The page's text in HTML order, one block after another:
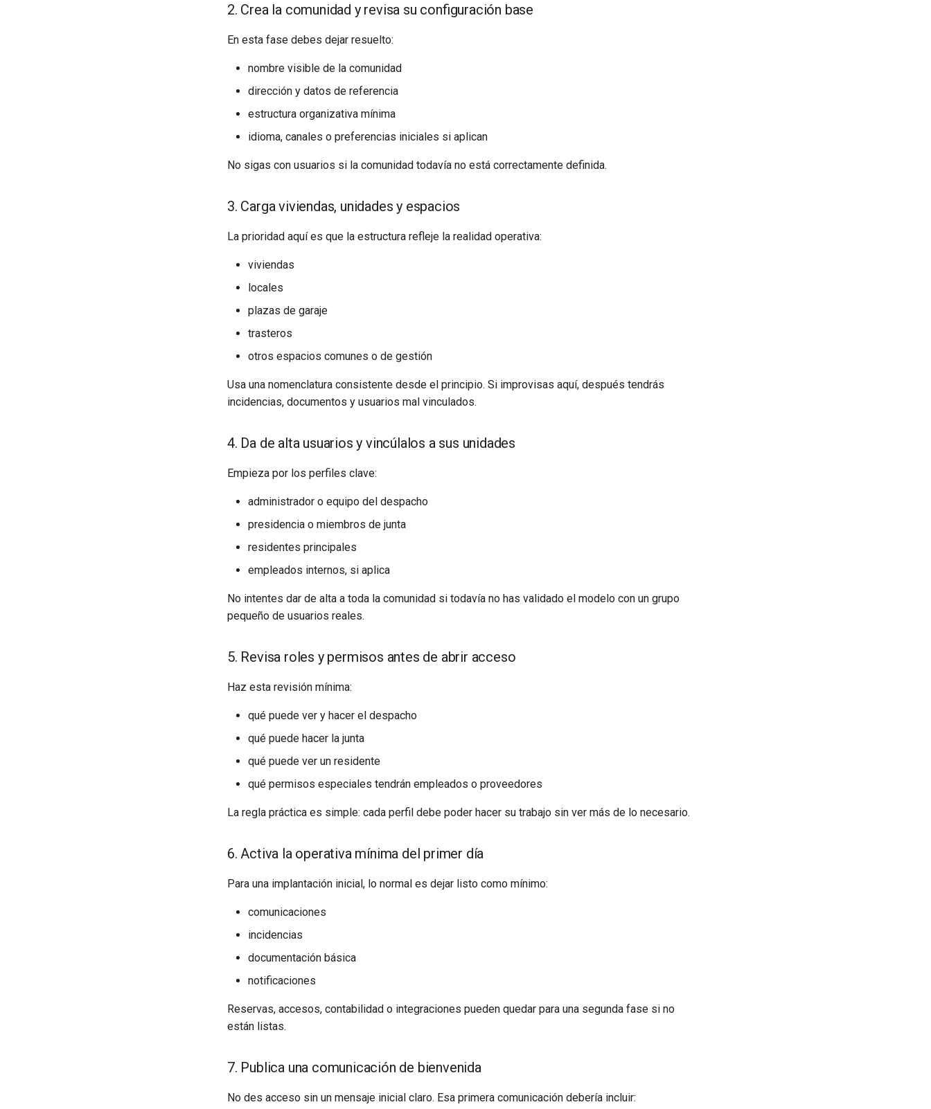
2. Crea la comunidad y revisa su configuración base
En esta fase debes dejar resuelto:
nombre visible de la comunidad
dirección y datos de referencia
estructura organizativa mínima
idioma, canales o preferencias iniciales si aplican
No sigas con usuarios si la comunidad todavía no está correctamente definida.
3. Carga viviendas, unidades y espacios
La prioridad aquí es que la estructura refleje la realidad operativa:
viviendas
locales
plazas de garaje
trasteros
otros espacios comunes o de gestión
Usa una nomenclatura consistente desde el principio. Si improvisas aquí, después tendrás
incidencias, documentos y usuarios mal vinculados.
4. Da de alta usuarios y vincúlalos a sus unidades
Empieza por los perfiles clave:
administrador o equipo del despacho
presidencia o miembros de junta
residentes principales
empleados internos, si aplica
No intentes dar de alta a toda la comunidad si todavía no has validado el modelo con un grupo
pequeño de usuarios reales.
5. Revisa roles y permisos antes de abrir acceso
Haz esta revisión mínima:
qué puede ver y hacer el despacho
qué puede hacer la junta
qué puede ver un residente
qué permisos especiales tendrán empleados o proveedores
La regla práctica es simple: cada perfil debe poder hacer su trabajo sin ver más de lo necesario.
6. Activa la operativa mínima del primer día
Para una implantación inicial, lo normal es dejar listo como mínimo:
comunicaciones
incidencias
documentación básica
notificaciones
Reservas, accesos, contabilidad o integraciones pueden quedar para una segunda fase si no
están listas.
7. Publica una comunicación de bienvenida
No des acceso sin un mensaje inicial claro. Esa primera comunicación debería incluir: